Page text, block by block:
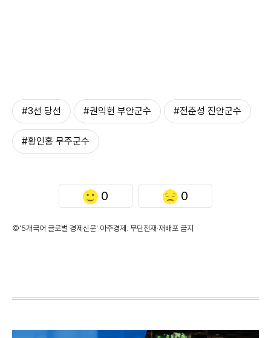
#3선 당선 #권익현 부안군수 #전춘성 진안군수
#황인홍 무주군수
0 0
©'5개국어 글로벌 경제신문' 아주경제. 무단전재·재배포 금지